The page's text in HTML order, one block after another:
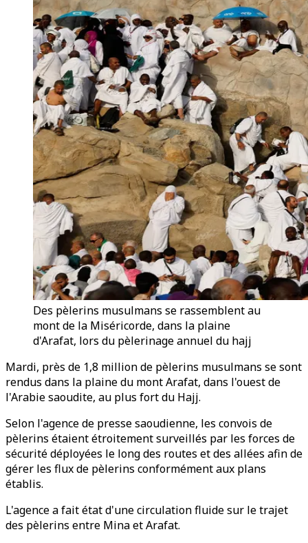
Des pèlerins musulmans se rassemblent au
mont de la Miséricorde, dans la plaine
d'Arafat, lors du pèlerinage annuel du hajj
Mardi, près de 1,8 million de pèlerins musulmans se sont
rendus dans la plaine du mont Arafat, dans l'ouest de
l'Arabie saoudite, au plus fort du Hajj.
Selon l'agence de presse saoudienne, les convois de
pèlerins étaient étroitement surveillés par les forces de
sécurité déployées le long des routes et des allées afin de
gérer les flux de pèlerins conformément aux plans
établis.
L'agence a fait état d'une circulation fluide sur le trajet
des pèlerins entre Mina et Arafat.